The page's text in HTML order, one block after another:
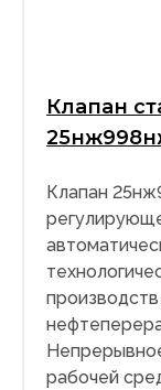
Клапан
Клапан
рабочей